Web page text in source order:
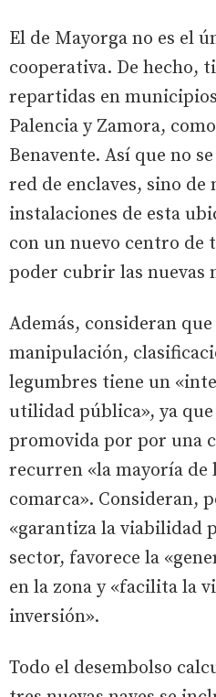
El de Mayorga no es el
cooperativa. De hecho,
repartidas en
Palencia y Zamora,
Benavente. Así que no
red de enclaves, sino de
instalaciones de esta
con un nuevo centro de
poder cubrir las nuevas
Además, consideran
manipulación,
legumbres tiene un
utilidad pública», ya
promovida por por una
recurren «la mayoría de
comarca». Consideran,
«garantiza la viabilidad
sector, favorece la
en la zona y «facilita la
inversión».
Todo el desembolso